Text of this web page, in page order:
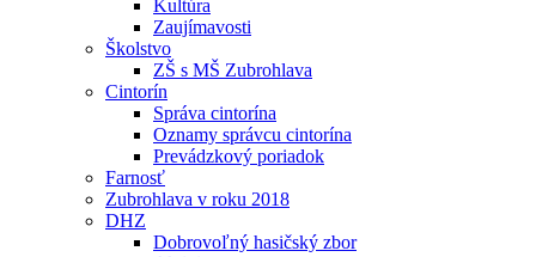
Kultúra
Zaujímavosti
Školstvo
ZŠ s MŠ Zubrohlava
Cintorín
Správa cintorína
Oznamy správcu cintorína
Prevádzkový poriadok
Farnosť
Zubrohlava v roku 2018
DHZ
Dobrovoľný hasičský zbor